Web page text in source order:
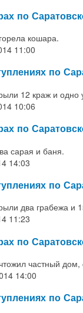
по
кошара.
11:00
по
12 краж и одно
10:06
по
сарая и баня.
14:03
по
два грабежа и
11:23
по
частный
14:00
по